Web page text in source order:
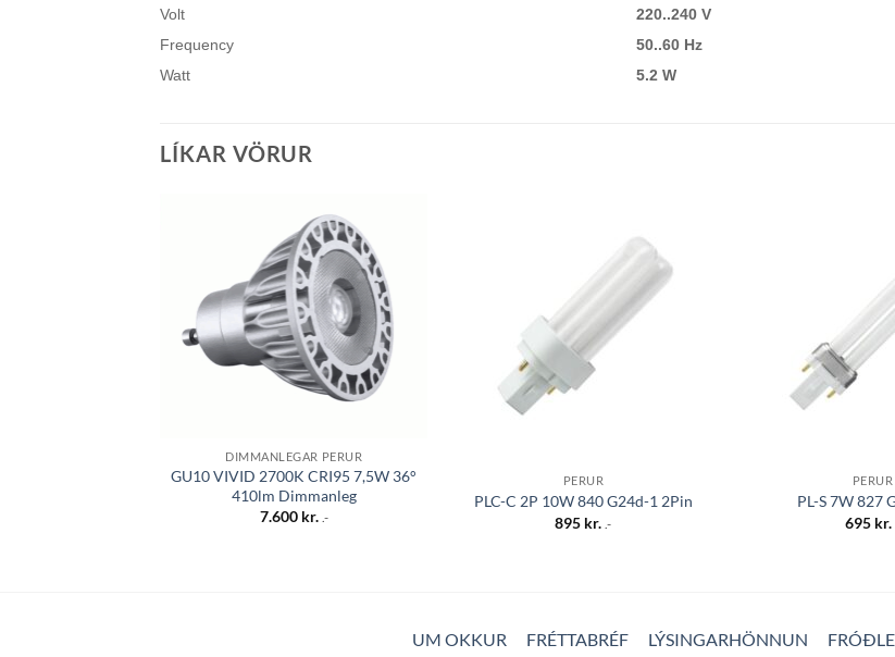
Volt
220..240 V
Frequency
50..60 Hz
Watt
5.2 W
LÍKAR VÖRUR
Bæta á
óskalista
DIMMANLEGAR PERUR
GU10 VIVID 2700K CRI95 7,5W 36°
410lm Dimmanleg
7.600 kr. .-
Bæta á
óskalista
PERUR
PLC-C 2P 10W 840 G24d-1 2Pin
895 kr. .-
PERUR
PL-S 7W 827
695 kr.
UM OKKUR FRÉTTABRÉF LÝSINGARHÖNNUN